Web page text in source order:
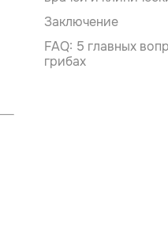
Заключение
FAQ: 5 главных
грибах